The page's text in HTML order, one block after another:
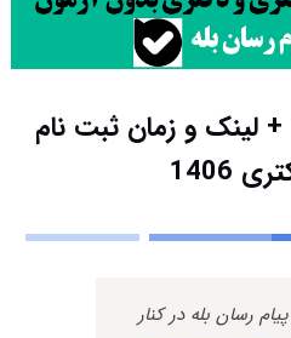
ثبت نام دکتری ۱۴۰۶ + لینک و زمان ثبت نام
1406
رسان بله در کنار